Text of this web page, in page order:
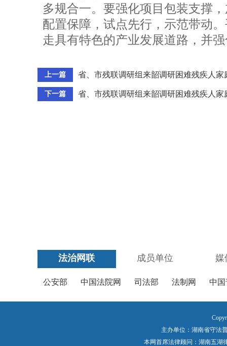
多规合一。要强化项目包装支撑
配置保障，试点先行，示范带动
走具有特色的产业发展道路，并
上一篇 省、市残联调研组来韶调研困难残疾人家
下一篇 省、市残联调研组来韶调研困难残疾人家
法治网联 成员单位 媒
公安部 中国法院网 司法部 法制网 中
主办单位：湖南省守法
本网首席法律顾问：湖南五湖